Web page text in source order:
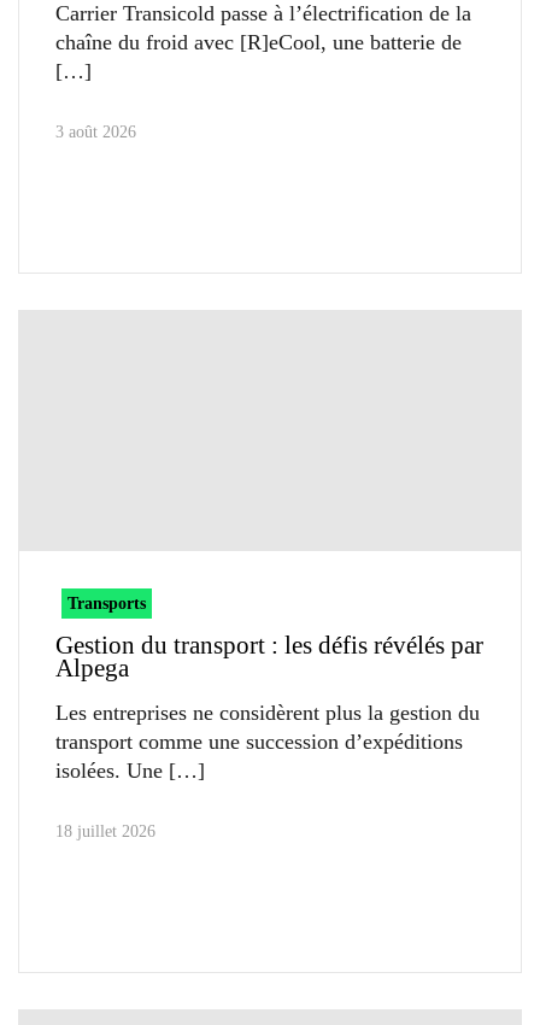
Carrier Transicold passe à l’électrification de la
chaîne du froid avec [R]eCool, une batterie de
3 août 2026
Transports
Gestion du transport : les défis révélés par
Alpega
Les entreprises ne considèrent plus la gestion du
transport comme une succession d’expéditions
isolées. Une
18 juillet 2026